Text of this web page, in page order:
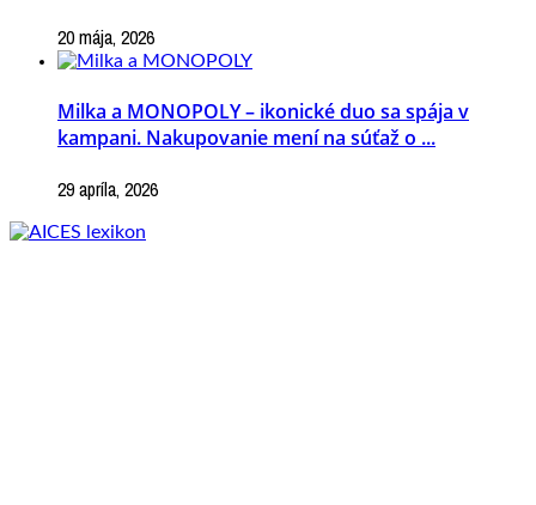
20 mája, 2026
Milka a MONOPOLY – ikonické duo sa spája v
kampani. Nakupovanie mení na súťaž o ...
29 apríla, 2026